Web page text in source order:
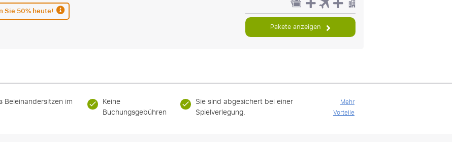
Sie 50% heute!
Pakete anzeigen
Beieinandersitzen im
Keine
Buchungsgebühren
Sie sind abgesichert bei einer
Spielverlegung.
Mehr
Vorteile